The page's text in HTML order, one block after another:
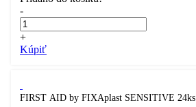
-
+
Kúpiť
FIRST AID by FIXAplast SENSITIVE 24ks